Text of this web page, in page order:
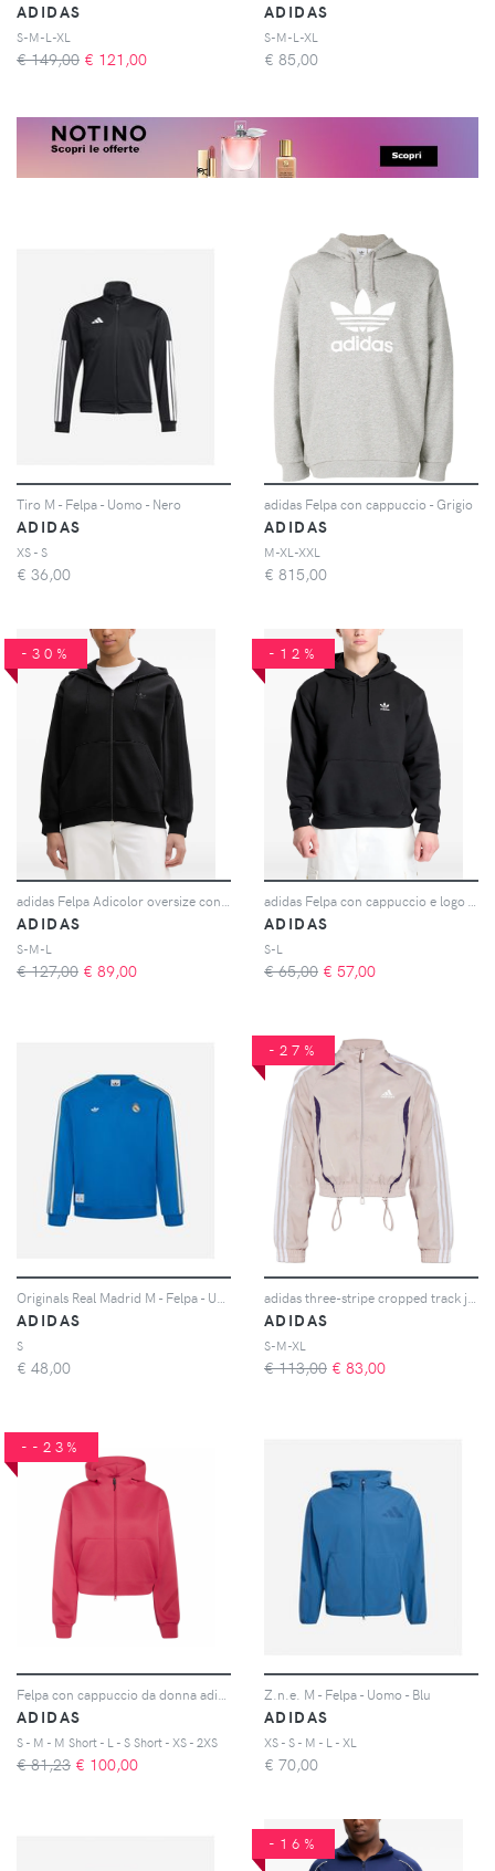
ADIDAS
S-M-L-XL
€ 149,00 € 121,00
ADIDAS
S-M-L-XL
€ 85,00
Tiro M - Felpa - Uomo - Nero
ADIDAS
XS - S
€ 36,00
adidas Felpa con cappuccio - Grigio
ADIDAS
M-XL-XXL
€ 815,00
-30%
ADIDAS
S-M-L
€ 127,00 € 89,00
-12%
ADIDAS
S-L
€ 65,00 € 57,00
ADIDAS
S
€ 48,00
-27%
ADIDAS
S-M-XL
€ 113,00 € 83,00
--23%
ADIDAS
S - M - M Short - L - S Short - XS - 2XS
€ 81,23 € 100,00
Z.n.e. M - Felpa - Uomo - Blu
ADIDAS
XS - S - M - L - XL
€ 70,00
-16%